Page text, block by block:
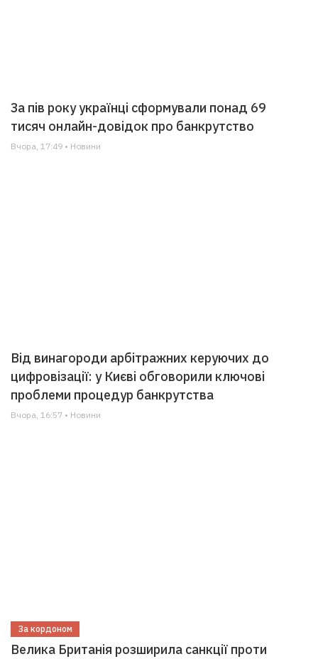
За пів року українці сформували понад 69
тисяч онлайн-довідок про банкрутство
Вчора, 17:49 • Новини
Від винагороди арбітражних керуючих до
цифровізації: у Києві обговорили ключові
проблеми процедур банкрутства
Вчора, 16:57 • Новини
За кордоном
Велика Британія розширила санкції проти